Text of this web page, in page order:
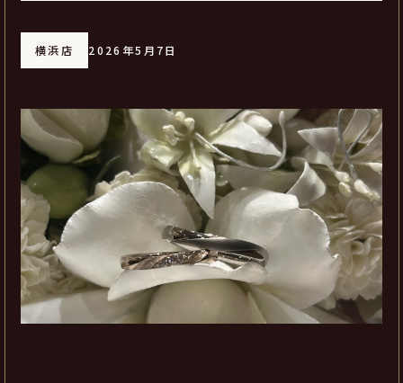
横浜店 2026年5月7日